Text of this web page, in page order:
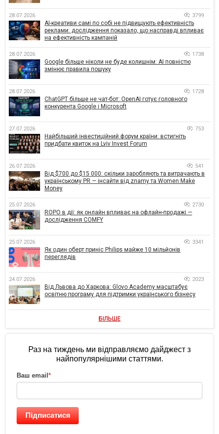
28.07.2026 3799
AI-креативи самі по собі не підвищують ефективність
реклами: дослідження показало, що насправді впливає
на ефективність кампаній
28.07.2026 1738
Google більше ніколи не буде колишнім: AI повністю
змінює правила пошуку
28.07.2026 1728
ChatGPT більше не чат-бот: OpenAI готує головного
конкурента Google і Microsoft
27.07.2026 753
Найбільший інвестиційний форум країни: встигніть
придбати квиток на Lviv Invest Forum
26.07.2026 541
Від $700 до $15 000: скільки заробляють та витрачають в
українському PR — інсайти від znamy та Women Make
Money
25.07.2026 2730
ROPO в дії: як онлайн впливає на офлайн-продажі —
дослідження COMFY
25.07.2026 3341
Як один оберт приніс Philips майже 10 мільйонів
переглядів
24.07.2026 2023
Від Львова до Харкова: Glovo Academy масштабує
освітню програму для підтримки українського бізнесу
БІЛЬШЕ
Раз на тиждень ми відправляємо дайджест з
найпопулярнішими статтями.
Ваш email*
Підписатися